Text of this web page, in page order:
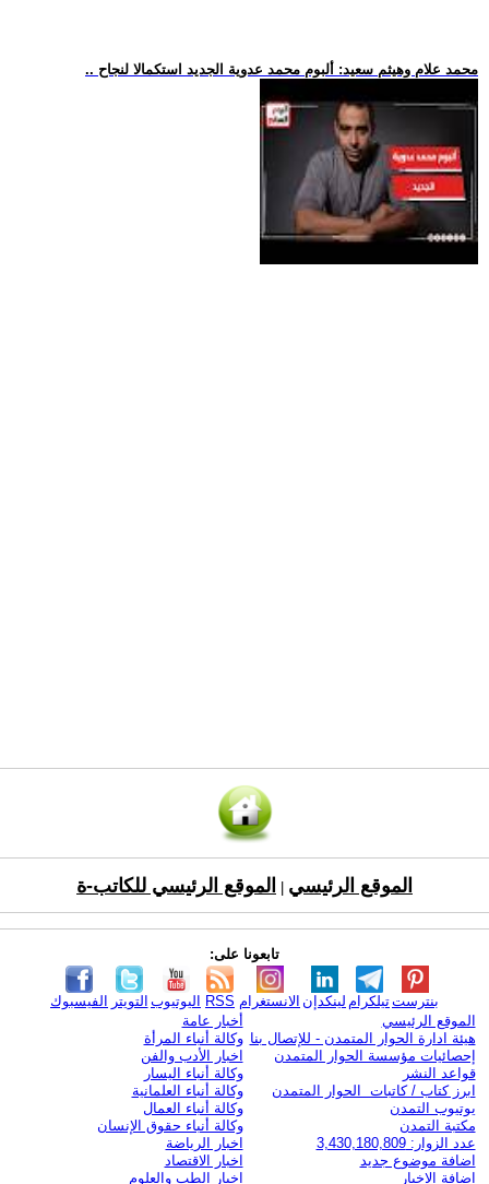
.. محمد علام وهيثم سعيد: ألبوم محمد عدوية الجديد استكمالا لنجاح
الموقع الرئيسي الموقع الرئيسي للكاتب-ة
تابعونا على:
الفيسبوك التويتر اليوتيوب RSS الانستغرام لينكدإن تيلكرامبنترست
الموقع الرئيسي
هيئة ادارة الحوار المتمدن - للإتصال بنا
إحصائيات مؤسسة الحوار المتمدن
قواعد النشر
ابرز كتاب / كاتبات الحوار المتمدن
يوتيوب التمدن
مكتبة التمدن
عدد الزوار: 3,430,180,809
اضافة موضوع جديد
اضافة الاخبار
أخبار عامة
وكالة أنباء المرأة
اخبار الأدب والفن
وكالة أنباء اليسار
وكالة أنباء العلمانية
وكالة أنباء العمال
وكالة أنباء حقوق الإنسان
اخبار الرياضة
اخبار الاقتصاد
اخبار الطب والعلوم